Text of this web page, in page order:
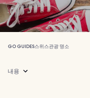
GO GUIDES스위스관광 명소
내용